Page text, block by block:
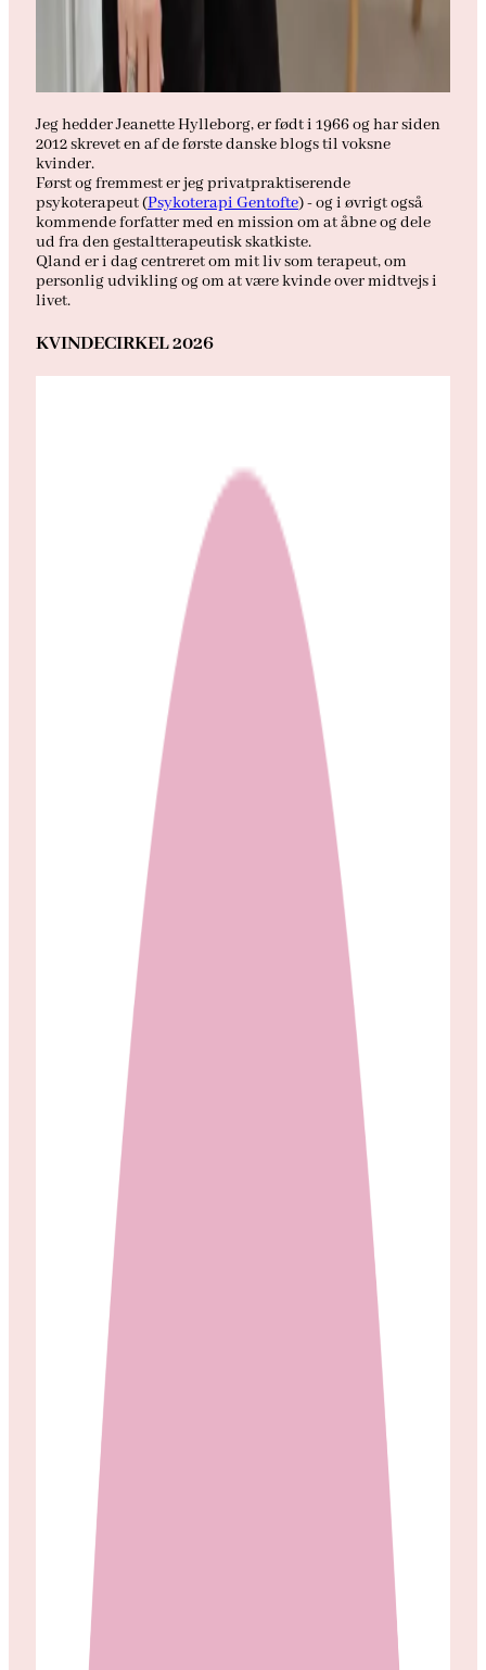
Jeg hedder Jeanette Hylleborg, er født i 1966 og har siden
2012 skrevet en af de første danske blogs til voksne
kvinder.
Først og fremmest er jeg privatpraktiserende
psykoterapeut (Psykoterapi Gentofte) - og i øvrigt også
kommende forfatter med en mission om at åbne og dele
ud fra den gestaltterapeutisk skatkiste.
Qland er i dag centreret om mit liv som terapeut, om
personlig udvikling og om at være kvinde over midtvejs i
livet.
KVINDECIRKEL 2026